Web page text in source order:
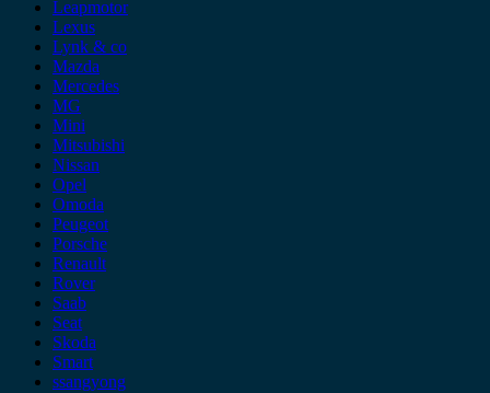
Leapmotor
Lexus
Lynk & co
Mazda
Mercedes
MG
Mini
Mitsubishi
Nissan
Opel
Omoda
Peugeot
Porsche
Renault
Rover
Saab
Seat
Skoda
Smart
ssangyong